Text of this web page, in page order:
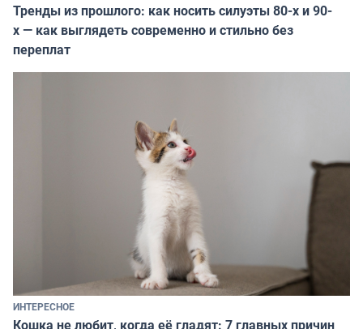
Тренды из прошлого: как носить силуэты 80-х и 90-
х — как выглядеть современно и стильно без
переплат
ИНТЕРЕСНОЕ
Кошка не любит, когда её гладят: 7 главных причин